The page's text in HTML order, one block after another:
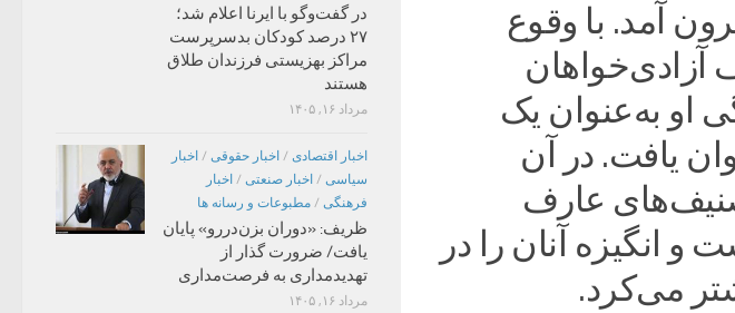
آمد. با وقوع
آزادی‌خواهان
او به‌عنوان یک
یافت. در آن
عارف
انگیزه آنان را در
می‌کرد.
در گفت‌وگو با ایرنا اعلام شد؛
۲۷ درصد کودکان بدسرپرست
مراکز بهزیستی فرزندان طلاق
هستند
مرداد ۱۶, ۱۴۰۵
اخبار اقتصادی / اخبار حقوقی / اخبار
سیاسی / اخبار صنعتی / اخبار
فرهنگی / مطبوعات و رسانه ها
ظریف: «دوران بزن‌دررو» پایان
یافت/ ضرورت گذار از
تهدیدمداری به فرصت‌مداری
مرداد ۱۶, ۱۴۰۵